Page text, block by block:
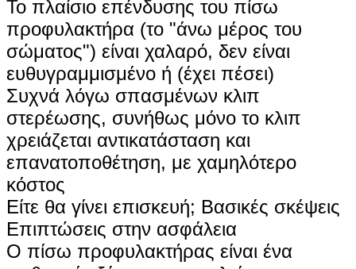
Το πλαίσιο επένδυσης του πίσω
προφυλακτήρα (το "άνω μέρος του
σώματος") είναι χαλαρό, δεν είναι
ευθυγραμμισμένο ή (έχει πέσει) ‌
Συχνά λόγω σπασμένων κλιπ
στερέωσης, συνήθως μόνο το κλιπ
χρειάζεται αντικατάσταση και
επανατοποθέτηση, με χαμηλότερο
κόστος
Είτε θα γίνει επισκευή; Βασικές σκέψεις ‌
Επιπτώσεις στην ασφάλεια
Ο πίσω προφυλακτήρας είναι ένα